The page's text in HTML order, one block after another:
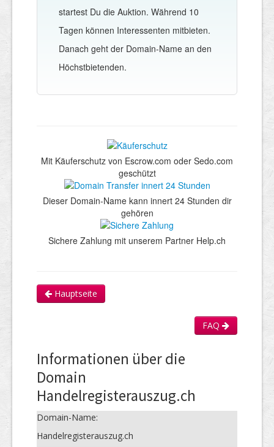
startest Du die Auktion. Während 10
Tagen können Interessenten mitbieten.
Danach geht der Domain-Name an den
Höchstbietenden.
Mit Käuferschutz von Escrow.com oder Sedo.com
geschützt
Dieser Domain-Name kann innert 24 Stunden dir
gehören
Sichere Zahlung mit unserem Partner Help.ch
Hauptseite
FAQ
Informationen über die
Domain
Handelregisterauszug.ch
Domain-Name:
Handelregisterauszug.ch